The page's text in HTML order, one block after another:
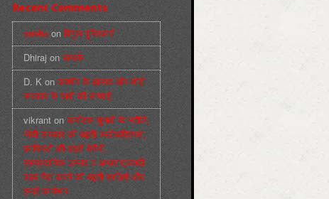
Recent Comments
snehaonबिगुल पुस्तिकाएँ
Dhirajon सम्पर्क
D. Konकश्मीर के हालात और मोदी
सरकार के दावों की सच्चाई
vikrantonकर्नाटक चुनावों के नतीजे,
मोदी सरकार की बढ़ती अलोकप्रियता,
फ़ासिस्टों की बढ़ती बेचैनी,
साम्प्रदायिक उन्माद व अन्धराष्ट्रवादी
लहर पैदा करने की बढ़ती साज़िशें और
हमारे कार्यभार